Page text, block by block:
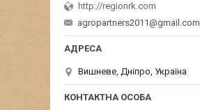
http://regionrk.com
agropartners2011@gmail.com
Вишневе, Дніпро, Україна